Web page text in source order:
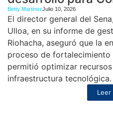
Betty MartinezJulio 10, 2026
El director general del
Ulloa, en su informe de
Riohacha, aseguró que la
proceso de
permitió optimizar
infraestructura tecnológica.
Leer